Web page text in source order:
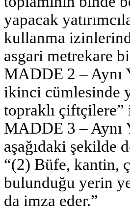
yapacak
kullanma
asgari metrekare
MADDE 2 – Aynı
ikinci cümlesinde
topraklı
MADDE 3 – Aynı
aşağıdaki şekilde
“(2) Büfe, kantin,
bulunduğu yerin
da imza eder.”